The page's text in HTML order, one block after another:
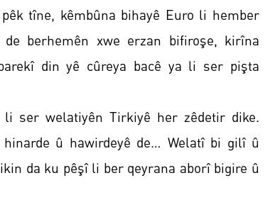
tîne, kêmbûna bihayê Euro li hember
berhemên xwe erzan bifiroşe, kirîna
din yê cûreya bacê ya li ser pişta
ser welatiyên Tirkiyê her zêdetir dike.
û hawirdeyê de… Welatî bi gilî û
da ku pêşî li ber qeyrana aborî bigire û